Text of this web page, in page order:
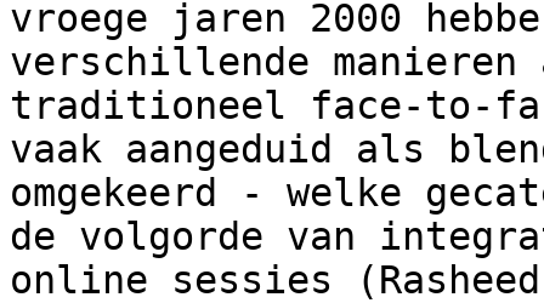
vroege jaren 2000
verschillende manieren
traditioneel face-to-
vaak aangeduid als
omgekeerd - welke
de volgorde van
online sessies